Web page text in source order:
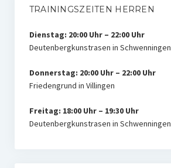
TRAININGSZEITEN HERREN
Dienstag: 20:00 Uhr – 22:00 Uhr
Deutenbergkunstrasen in Schwenningen
Donnerstag: 20:00 Uhr – 22:00 Uhr
Friedengrund in Villingen
Freitag: 18:00 Uhr – 19:30 Uhr
Deutenbergkunstrasen in Schwenningen